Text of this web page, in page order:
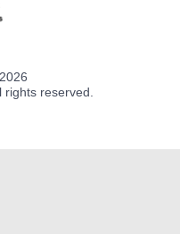
2026
reserved.